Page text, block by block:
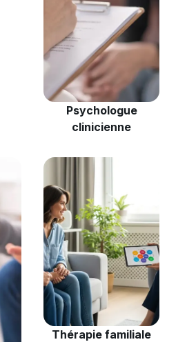
Psychologue
clinicienne
Thérapie familiale